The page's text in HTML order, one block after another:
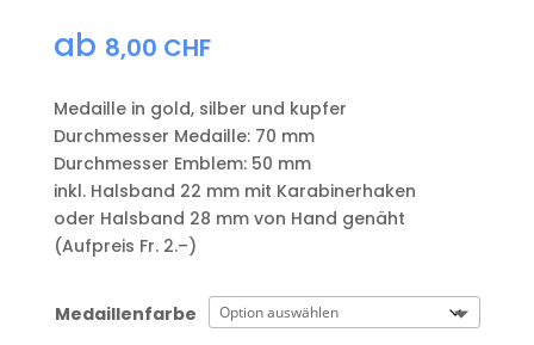
ab 8,00 CHF
Medaille in gold, silber und kupfer
​Durchmesser Medaille: 70 mm
Durchmesser Emblem: 50 mm
​inkl. Halsband 22 mm mit Karabinerhaken
oder Halsband 28 mm von Hand genäht
(Aufpreis Fr. 2.–)
Medaillenfarbe